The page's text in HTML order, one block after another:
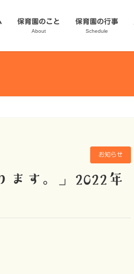
保育園のこと
About
保育園の行事
Schedule
お知らせ